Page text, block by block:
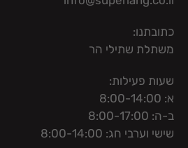
כתובתנו:
משתלת שתילי הר
שעות פעילות:
א: 8:00-14:00
ב-ה: 8:00-17:00
שישי וערבי חג: 8:00-14:00